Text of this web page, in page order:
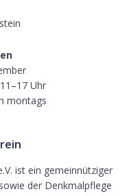
Uhr
montags
ist ein gemeinnütziger
der Denkmalpflege